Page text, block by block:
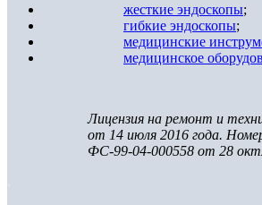
жесткие эндоскопы;
гибкие эндоскопы;
медицинские
медицинское
Лицензия на ремонт и
от 14 июля 2016 года.
ФС-99-04-000558 от 28